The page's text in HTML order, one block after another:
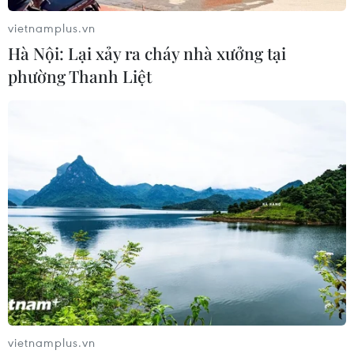
Singapore cấm hoàn toàn hoạt động buôn
Thông báo được đưa ra đúng vào Ngày Voi thế giới
(ngày 12/8) và sau 2 năm chính quyền tham vấn với
cộng đồng người dân, các nhóm phi chính phủ và
những nhà bán lẻ tại Singapore.
vietnamplus.vn
Hà Nội: Lại xảy ra cháy nhà xưởng tại
phường Thanh Liệt
vietnamplus.vn